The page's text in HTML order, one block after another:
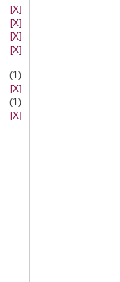
[X]
[X]
[X]
[X]
(1)
[X]
(1)
[X]